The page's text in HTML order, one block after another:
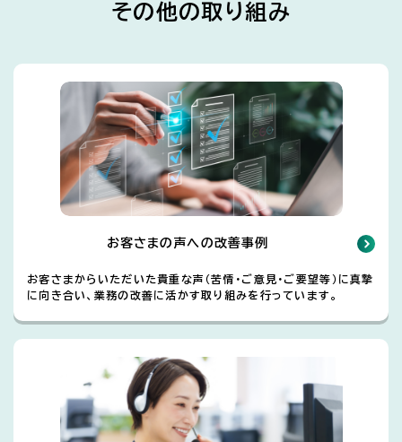
その他の取り組み
お客さまの声への改善事例
お客さまからいただいた貴重な声（苦情・ご意見・ご要望等）に真摯
に向き合い、業務の改善に活かす取り組みを行っています。